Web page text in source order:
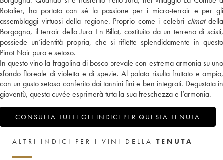
Rotalier, ha portato con sé la passione per i micro-terroir e per gli
assemblaggi virtuosi della regione. Proprio come i celebri climatdella
Borgogna, il terroir dello Jura En Billat, costituito da un terreno di scisti,
possiede un’identità propria, che si riflette splendidamente in questo
Pinot Noir puro e setoso.
In questo vino la fragolina di bosco prevale con estrema armonia su uno
sfondo floreale di violetta e di spezie. Al palato risulta fruttato e ampio,
con un gusto setoso conferito dai tannini fini e ben integrati. Degustata in
gioventù, questa cuvée esprimerà tutta la sua freschezza e l’armonia.
CONSULTA TUTTI GLI INDICI PER QUESTA TENUTA
ALTRI INDICI PER I VINI DELLA TENUTA